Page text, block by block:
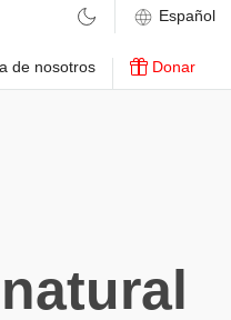
de nosotros Donar